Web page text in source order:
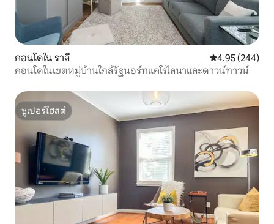
คอนโดใน ราลี คะแนนเฉลี่ย
4.95 (244)
คอนโดในเขตหมู่บ้านใกล้รัฐนอร์ทแคโรไลนาและดาวน์ทาวน์
ซูเปอร์โฮสต์
ซูเปอร์โฮสต์